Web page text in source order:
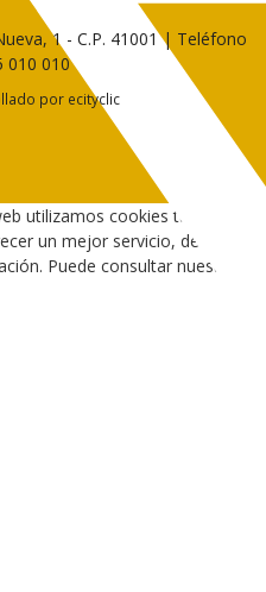
1 - C.P. 41001 | Teléfono
010 010
por ecityclic
utilizamos cookies tanto
un mejor servicio, de
Puede consultar nuestra